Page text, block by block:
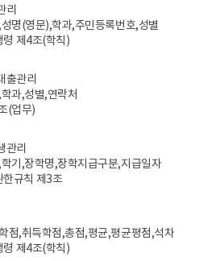
리
명(영문),학과,주민등록번호,성별
령 제4조(학칙)
출관리
과,성별,연락처
(업무)
관리
기,장학명,장학지급구분,지급일자
한규칙 제3조
점,취득학점,총점,평균,평균평점,석차
령 제4조(학칙)